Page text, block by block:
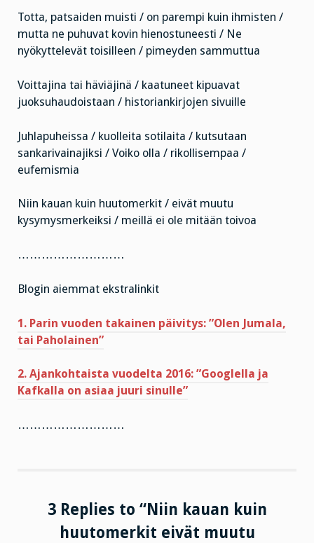
Totta, patsaiden muisti / on parempi kuin ihmisten /
mutta ne puhuvat kovin hienostuneesti / Ne
nyökyttelevät toisilleen / pimeyden sammuttua
Voittajina tai häviäjinä / kaatuneet kipuavat
juoksuhaudoistaan / historiankirjojen sivuille
Juhlapuheissa / kuolleita sotilaita / kutsutaan
sankarivainajiksi / Voiko olla / rikollisempaa /
eufemismia
Niin kauan kuin huutomerkit / eivät muutu
kysymysmerkeiksi / meillä ei ole mitään toivoa
………………………
Blogin aiemmat ekstralinkit
1. Parin vuoden takainen päivitys: ”Olen Jumala,
tai Paholainen”
2. Ajankohtaista vuodelta 2016: ”Googlella ja
Kafkalla on asiaa juuri sinulle”
………………………
3 Replies to “Niin kauan kuin
huutomerkit eivät muutu